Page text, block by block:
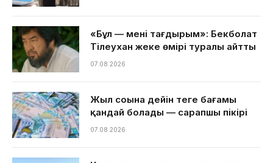
«Бұл — менің тағдырым»: Бекболат
Тілеухан жеке өмірі туралы айтты
07.08.2026
Жыл соңына дейін теңге бағамы
қандай болады — сарапшы пікірі
07.08.2026